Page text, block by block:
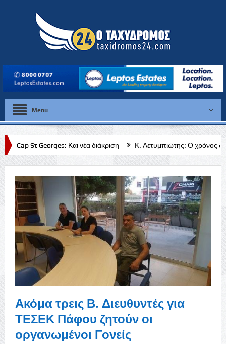
Menu
Και νέα διάκριση Κ. Λετυμπιώτης: Ο χρόνος δεν νομιμοποιεί τα
προς τη Νατά και όλες τις κοινότητες της Πάφου»
Ακόμα τρεις Β. Διευθυντές για
ΤΕΣΕΚ Πάφου ζητούν οι
οργανωμένοι Γονείς